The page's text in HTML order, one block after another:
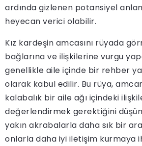
ardında gizlenen potansiyel
heyecan verici olabilir.
Kız kardeşin amcasını rüyada
bağlarına ve ilişkilerine vurgu
genellikle aile içinde bir rehber
olarak kabul edilir. Bu rüya,
kalabalık bir aile ağı içindeki
değerlendirmek gerektiğini
yakın akrabalarla daha sık bir
onlarla daha iyi iletişim kurmaya